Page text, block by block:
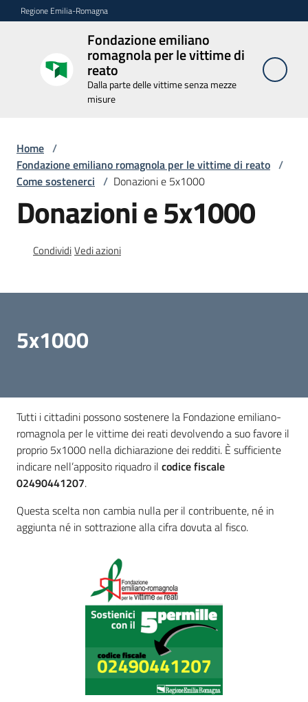
Vai al contenuto
Vai alla navigazione
Vai al footer
Regione Emilia-Romagna
Fondazione emiliano
romagnola per le vittime di
reato
Dalla parte delle vittime senza mezze
misure
Fondazione
emiliano
romagnola
per le
Dalla parte delle
vittime senza
mezze misure
Come
Attività
Amministrazione
trasparente
Emilia-
Romagna
Home /
Fondazione emiliano romagnola per le vittime di reato /
Come sostenerci / Donazioni e 5x1000
Donazioni e 5x1000
CondividiVedi azioni
5x1000
Tutti i cittadini possono sostenere la Fondazione emiliano-
romagnola per le vittime dei reati devolvendo a suo favore il
proprio 5x1000 nella dichiarazione dei redditi. È sufficiente
indicare nell’apposito riquadro il codice fiscale
02490441207.
Questa scelta non cambia nulla per il contribuente, né in
aggiunta né in sottrazione alla cifra dovuta al fisco.